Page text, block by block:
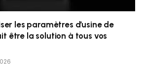
les paramètres d’usine de
être la solution à tous vos